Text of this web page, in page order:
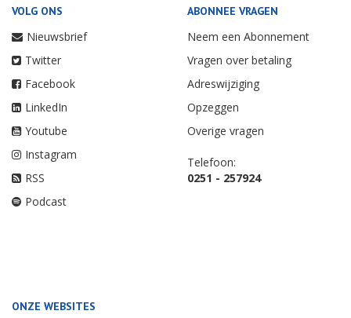
VOLG ONS
Nieuwsbrief
Twitter
Facebook
LinkedIn
Youtube
Instagram
RSS
Podcast
ABONNEE VRAGEN
Neem een Abonnement
Vragen over betaling
Adreswijziging
Opzeggen
Overige vragen
Telefoon:
0251 - 257924
ONZE WEBSITES